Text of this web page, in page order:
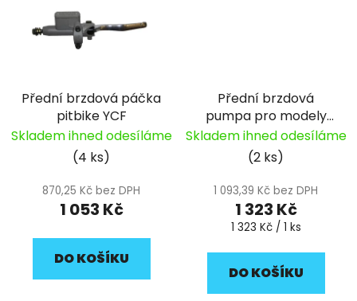
Přední brzdová páčka
pitbike YCF
Skladem ihned odesíláme
(4 ks)
870,25 Kč bez DPH
1 053 Kč
DO KOŠÍKU
Přední brzdová
pumpa pro modely
START a SM pitbike
YCF
Skladem ihned odesíláme
(2 ks)
1 093,39 Kč bez DPH
1 323 Kč
Měrná
1 323 Kč / 1 ks
DO KOŠÍKU